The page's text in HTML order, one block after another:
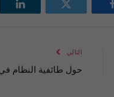
فيسبوك تويتر
التالي
حول طائفية النظام